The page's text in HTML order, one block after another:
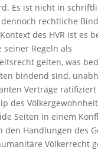
Es ist nicht in
rechtliche
des HVR ist es
seiner Regeln als
gelten, was
bindend sind,
Verträge
des
Seiten in einem
den Handlungen des
Völkerrecht